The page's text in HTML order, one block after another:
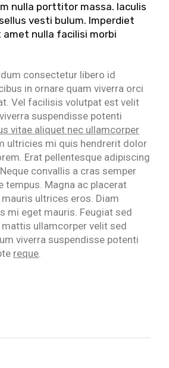
nulla porttitor massa. Iaculis
vesti bulum. Imperdiet
amet nulla facilisi morbi
consectetur libero id
in ornare quam viverra orci
Vel facilisis volutpat est velit
suspendisse potenti
vitae aliquet nec ullamcorper
ultricies mi quis hendrerit dolor
Erat pellentesque adipiscing
convallis a cras semper
tempus. Magna ac placerat
ultrices eros. Diam
mi eget mauris. Feugiat sed
ullamcorper velit sed
viverra suspendisse potenti
reque.